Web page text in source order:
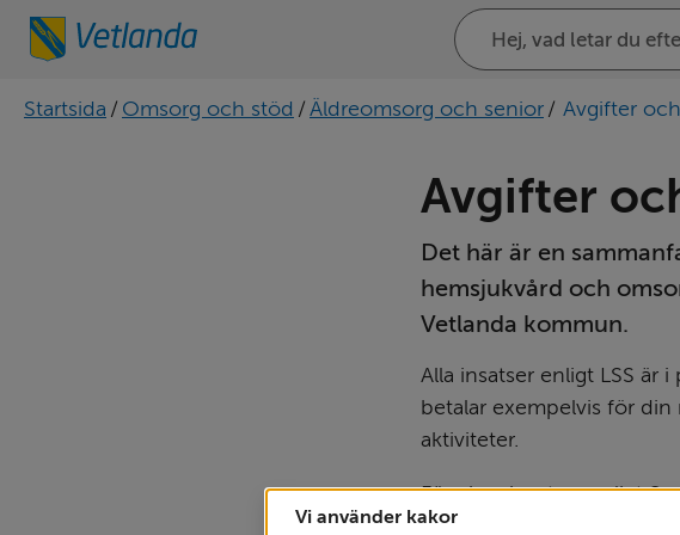
Vi använder kakor
Sök
på
webbplatsen
Startsida / Omsorg och stöd / Äldreomsorg och senior / Avgifter
Avgifter
Det här är en
hemsjukvård och
Vetlanda kommun.
Alla insatser enligt LSS är
betalar exempelvis för
aktiviteter.
För vissa insatser enligt
avgiftsfria. Hur mycket du